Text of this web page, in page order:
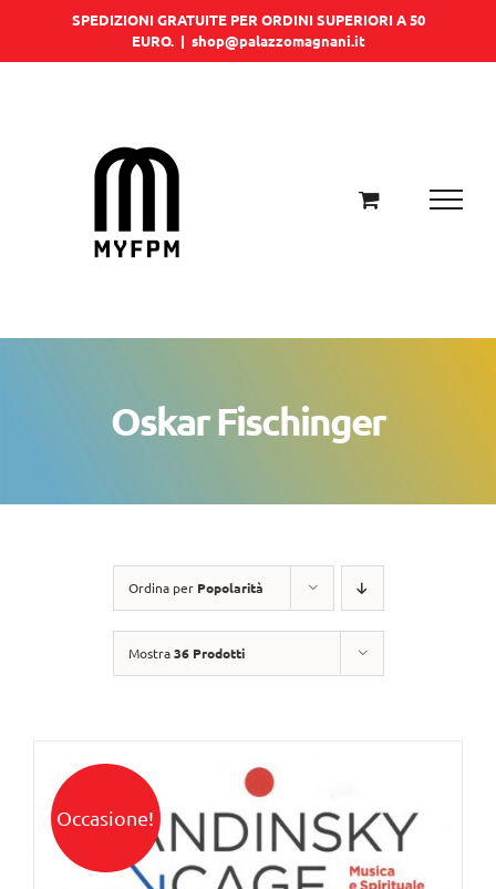
SPEDIZIONI GRATUITE PER ORDINI SUPERIORI A 50
EURO. | shop@palazzomagnani.it
Oskar Fischinger
Ordina per Popolarità
Mostra36 Prodotti
Occasione!